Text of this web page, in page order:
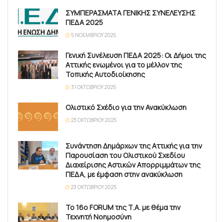
ΣΥΜΠΕΡΑΣΜΑΤΑ ΓΕΝΙΚΗΣ ΣΥΝΕΛΕΥΣΗΣ
ΠΕΔΑ 2025
5 ΝΟΕΜΒΡΊΟΥ 2025
Γενική Συνέλευση ΠΕΔΑ 2025: Οι Δήμοι της
Αττικής ενωμένοι για το μέλλον της
Τοπικής Αυτοδιοίκησης
31 ΟΚΤΩΒΡΊΟΥ 2025
Ολιστικό Σχέδιο για την Ανακύκλωση
23 ΟΚΤΩΒΡΊΟΥ 2025
Συνάντηση Δημάρχων της Αττικής για την
Παρουσίαση του Ολιστικού Σχεδίου
Διαχείρισης Αστικών Απορριμμάτων της
ΠΕΔΑ, με έμφαση στην ανακύκλωση
23 ΟΚΤΩΒΡΊΟΥ 2025
Το 16ο FORUM της Τ.Α. με θέμα την
Τεχνητή Νοημοσύνη